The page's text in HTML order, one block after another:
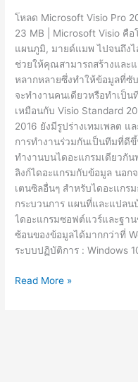
โหลด Microsoft Visio Pro
23 MB | Microsoft Visio คือ
แผนภูมิ, มายด์แมพ ไปจนถึง
ช่วยให้คุณสามารถสร้างและ
หลากหลายซึ่งทำให้ข้อมูลที่ซั
จะทำงานคนเดียวหรือทำเป็
เหมือนกับ Visio Standard
2016 ยังมีรูปร่างเทมเพลต แ
การทำงานร่วมกันเป็นทีมที่ดี
ทำงานบนไดอะแกรมเดียวกั
ลิงก์ไดอะแกรมกับข้อมูล นอก
เตนซิลอื่นๆ สำหรับไดอะแกร
กระบวนการ แผนที่และแปลน
ไดอะแกรมซอฟต์แวร์และฐา
ซ้อนของข้อมูลได้มากกว่าที่
ระบบปฏิบัติการ : Windows
Microsoft
Read More »